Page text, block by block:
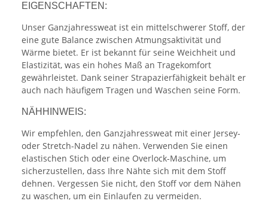
EIGENSCHAFTEN:
Unser Ganzjahressweat ist ein mittelschwerer Stoff, der
eine gute Balance zwischen Atmungsaktivität und
Wärme bietet. Er ist bekannt für seine Weichheit und
Elastizität, was ein hohes Maß an Tragekomfort
gewährleistet. Dank seiner Strapazierfähigkeit behält er
auch nach häufigem Tragen und Waschen seine Form.
NÄHHINWEIS:
Wir empfehlen, den Ganzjahressweat mit einer Jersey-
oder Stretch-Nadel zu nähen. Verwenden Sie einen
elastischen Stich oder eine Overlock-Maschine, um
sicherzustellen, dass Ihre Nähte sich mit dem Stoff
dehnen. Vergessen Sie nicht, den Stoff vor dem Nähen
zu waschen, um ein Einlaufen zu vermeiden.